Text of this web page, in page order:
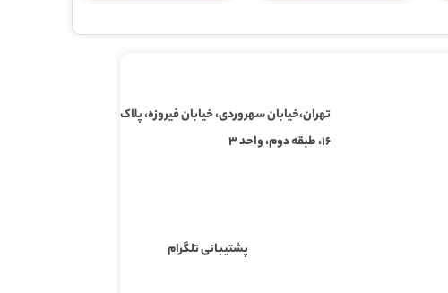
تهران،خیابان سهروردی، خیابان فیروزه، پلاک
۱۶، طبقه دوم، واحد ۳
پشتیبانی تلگرام